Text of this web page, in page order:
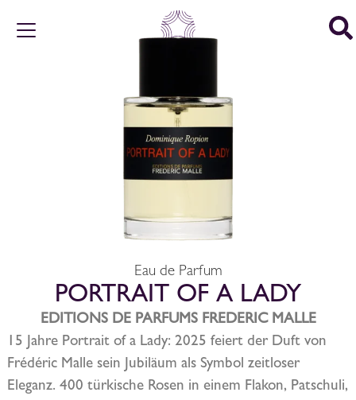
Eau de Parfum
PORTRAIT OF A LADY
EDITIONS DE PARFUMS FREDERIC MALLE
15 Jahre Portrait of a Lady: 2025 feiert der Duft von
Frédéric Malle sein Jubiläum als Symbol zeitloser
Eleganz. 400 türkische Rosen in einem Flakon, Patschuli,